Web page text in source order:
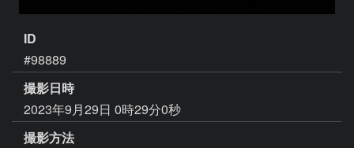
ID
#98889
撮影日時
2023年9月29日 0時29分0秒
撮影方法